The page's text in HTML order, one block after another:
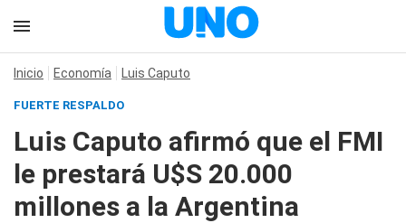
Inicio Economía Luis Caputo
FUERTE RESPALDO
Luis Caputo afirmó que el FMI
le prestará U$S 20.000
millones a la Argentina